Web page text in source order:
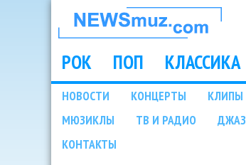
НОВОСТИ
МУЗЫКИ И
ШОУ БИЗНЕСА
NEWSMUZ.COM
Main menu
РОК ПОП КЛАССИКА
Подразделы
НОВОСТИ КОНЦЕРТЫ КЛИПЫ
МЮЗИКЛЫ
ТВ И РАДИО ДЖАЗ
КОНТАКТЫ